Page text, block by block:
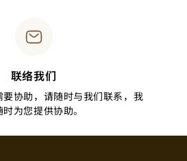
联络我们
协助，请随时与我们联系，我
为您提供协助。